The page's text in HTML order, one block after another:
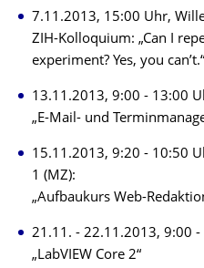
7.11.2013, 15:00 Uhr,
ZIH-Kolloquium: „Can I
experiment? Yes, you
13.11.2013, 9:00 - 13:00
„E-Mail- und
15.11.2013, 9:20 - 10:50
1 (MZ):
„Aufbaukurs Web-
21.11. - 22.11.2013, 9:00
„LabVIEW Core 2“